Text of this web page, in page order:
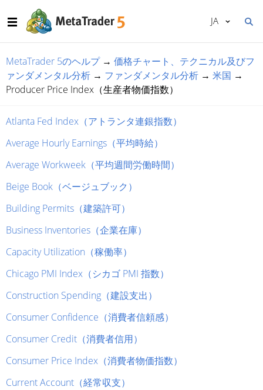
JA
MetaTrader 5のヘルプ→ 価格チャート、テクニカル及びフ
ァンダメンタル分析 → ファンダメンタル分析 → 米国 →
Producer Price Index（生産者物価指数）
Atlanta Fed Index（アトランタ連銀指数）
Average Hourly Earnings（平均時給）
Average Workweek（平均週間労働時間）
Beige Book（ベージュブック）
Building Permits（建築許可）
Business Inventories（企業在庫）
Capacity Utilization（稼働率）
Chicago PMI Index（シカゴ PMI 指数）
Construction Spending（建設支出）
Consumer Confidence（消費者信頼感）
Consumer Credit（消費者信用）
Consumer Price Index（消費者物価指数）
Current Account（経常収支）